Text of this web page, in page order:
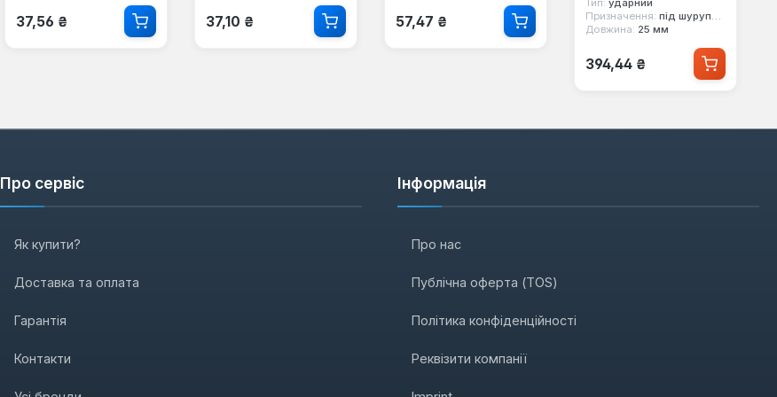
Звичайна ціна:
37,56 ₴ Звичайна ціна:
37,10 ₴ Звичайна ціна:
57,47 ₴
Призначення: під шуруповерт
Довжина: 25 мм
Звичайна ціна:
394,44 ₴
Про сервіс
Як купити?
Доставка та оплата
Гарантія
Контакти
Інформація
Про нас
Публічна оферта (TOS)
Політика конфіденційності
Реквізити компанії